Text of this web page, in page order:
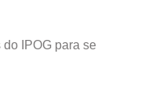
IPOG para se